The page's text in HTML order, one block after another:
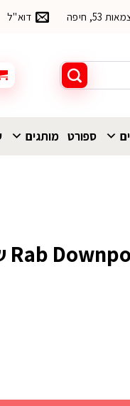
חיפה דוא"ל
ספורט מותגים